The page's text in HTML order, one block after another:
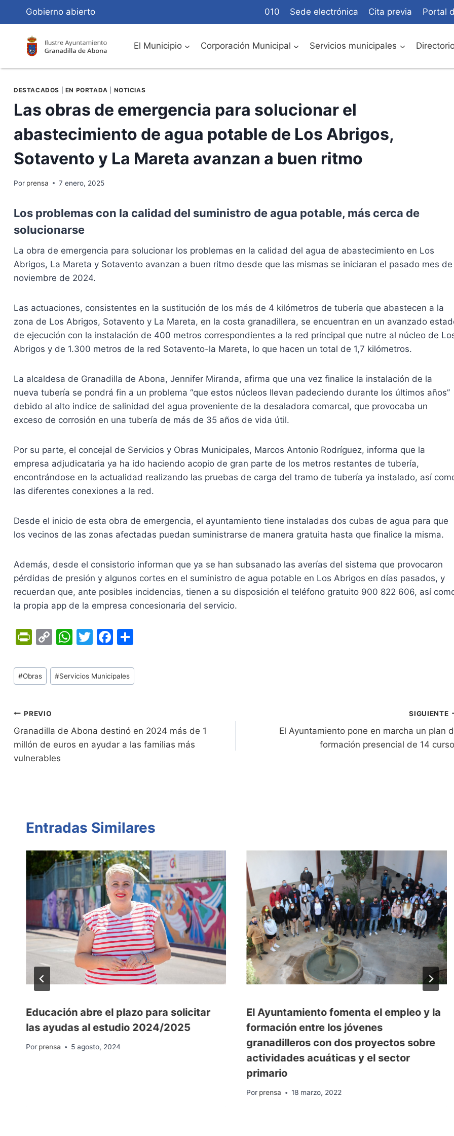
Contenido
Gobierno abierto 010 Sede electrónica Cita previa Portal
El Municipio Corporación Municipal Servicios municipales
DESTACADOS EN PORTADA NOTICIAS
Las obras de emergencia para solucionar el
abastecimiento de agua potable de Los Abrigos,
Sotavento y La Mareta avanzan a buen ritmo
Por prensa 7 enero, 2025
Los problemas con la calidad del suministro de agua potable, más cerca de
solucionarse
La obra de emergencia para solucionar los problemas en la calidad del agua de abastecimiento en Los
Abrigos, La Mareta y Sotavento avanzan a buen ritmo desde que las mismas se iniciaran el pasado mes de
noviembre de 2024.
Las actuaciones, consistentes en la sustitución de los más de 4 kilómetros de tubería que abastecen a la
zona de Los Abrigos, Sotavento y La Mareta, en la costa granadillera, se encuentran en un avanzado
de ejecución con la instalación de 400 metros correspondientes a la red principal que nutre al núcleo de
Abrigos y de 1.300 metros de la red Sotavento-la Mareta, lo que hacen un total de 1,7 kilómetros.
La alcaldesa de Granadilla de Abona, Jennifer Miranda, afirma que una vez finalice la instalación de la
nueva tubería se pondrá fin a un problema “que estos núcleos llevan padeciendo durante los últimos años”
debido al alto indice de salinidad del agua proveniente de la desaladora comarcal, que provocaba un
exceso de corrosión en una tubería de más de 35 años de vida útil.
Por su parte, el concejal de Servicios y Obras Municipales, Marcos Antonio Rodríguez, informa que la
empresa adjudicataria ya ha ido haciendo acopio de gran parte de los metros restantes de tubería,
encontrándose en la actualidad realizando las pruebas de carga del tramo de tubería ya instalado, así
las diferentes conexiones a la red.
Desde el inicio de esta obra de emergencia, el ayuntamiento tiene instaladas dos cubas de agua para que
los vecinos de las zonas afectadas puedan suministrarse de manera gratuita hasta que finalice la misma.
Además, desde el consistorio informan que ya se han subsanado las averías del sistema que provocaron
pérdidas de presión y algunos cortes en el suministro de agua potable en Los Abrigos en días pasados, y
recuerdan que, ante posibles incidencias, tienen a su disposición el teléfono gratuito 900 822 606, así
la propia app de la empresa concesionaria del servicio.
Pr
tF
ri
n
dl
y
C
p
y
k
W
at
s
p
T
itt
er
F
c
e
o
k
m
p
Tags
de
#Obras #Servicios Municipales
Navegación
de
entradas
PREVIO
Granadilla de Abona destinó en 2024 más de 1
millón de euros en ayudar a las familias más
vulnerables
SIGUIENTE
El Ayuntamiento pone en marcha un plan
formación presencial de 14
Entradas Similares
Educación abre el plazo para solicitar
las ayudas al estudio 2024/2025
Por prensa 5 agosto, 2024
El Ayuntamiento fomenta el empleo y la
formación entre los jóvenes
granadilleros con dos proyectos sobre
actividades acuáticas y el sector
primario
Por prensa 18 marzo, 2022